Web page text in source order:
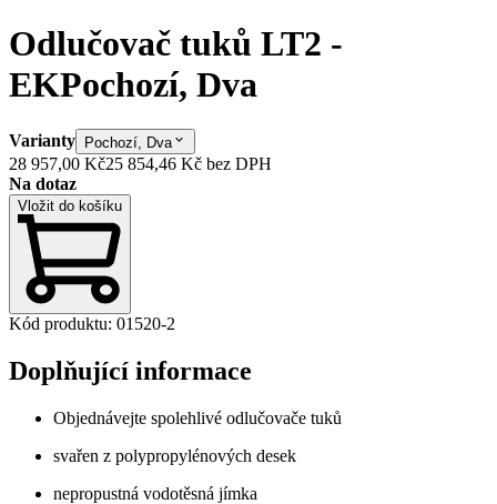
Odlučovač tuků LT2 -
EKPochozí, Dva
Varianty Pochozí, Dva
28 957,00 Kč25 854,46 Kč bez DPH
Na dotaz
Vložit do košíku
Kód produktu: 01520-2
Doplňující informace
Objednávejte spolehlivé odlučovače tuků
svařen z polypropylénových desek
nepropustná vodotěsná jímka